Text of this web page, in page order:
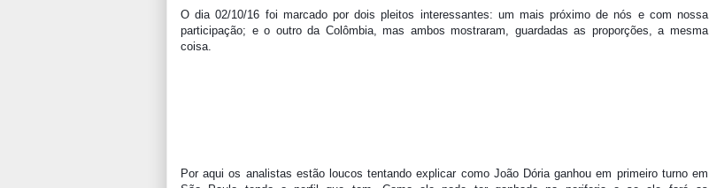
O dia 02/10/16 foi marcado por dois pleitos interessantes: um mais próximo de nós e com nossa
participação; e o outro da Colômbia, mas ambos mostraram, guardadas as proporções, a mesma
coisa.
Por aqui os analistas estão loucos tentando explicar como João Dória ganhou em primeiro turno em